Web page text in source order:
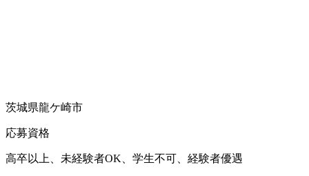
茨城県龍ケ崎市
応募資格
高卒以上、未経験者OK、学生不可、経験者優遇